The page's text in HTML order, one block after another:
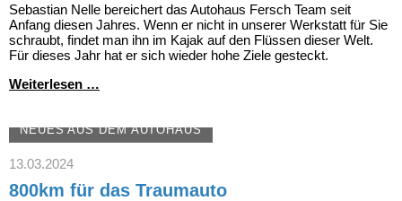
Sebastian Nelle bereichert das Autohaus Fersch Team seit
Anfang diesen Jahres. Wenn er nicht in unserer Werkstatt für Sie
schraubt, findet man ihn im Kajak auf den Flüssen dieser Welt.
Für dieses Jahr hat er sich wieder hohe Ziele gesteckt.
Weiterlesen …
Wildwasser
NEUES AUS DEM AUTOHAUS
13.03.2024
800km für das Traumauto